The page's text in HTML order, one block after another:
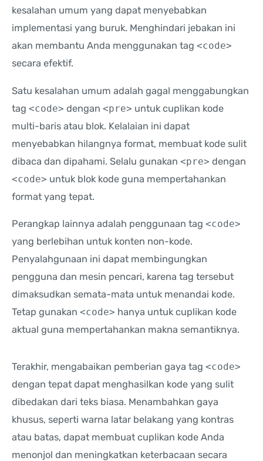
kesalahan umum yang dapat menyebabkan
implementasi yang buruk. Menghindari jebakan ini
akan membantu Anda menggunakan tag <code>
secara efektif.
Satu kesalahan umum adalah gagal menggabungkan
tag <code> dengan <pre> untuk cuplikan kode
multi-baris atau blok. Kelalaian ini dapat
menyebabkan hilangnya format, membuat kode sulit
dibaca dan dipahami. Selalu gunakan <pre> dengan
<code> untuk blok kode guna mempertahankan
format yang tepat.
Perangkap lainnya adalah penggunaan tag <code>
yang berlebihan untuk konten non-kode.
Penyalahgunaan ini dapat membingungkan
pengguna dan mesin pencari, karena tag tersebut
dimaksudkan semata-mata untuk menandai kode.
Tetap gunakan <code> hanya untuk cuplikan kode
aktual guna mempertahankan makna semantiknya.
Terakhir, mengabaikan pemberian gaya tag <code>
dengan tepat dapat menghasilkan kode yang sulit
dibedakan dari teks biasa. Menambahkan gaya
khusus, seperti warna latar belakang yang kontras
atau batas, dapat membuat cuplikan kode Anda
menonjol dan meningkatkan keterbacaan secara